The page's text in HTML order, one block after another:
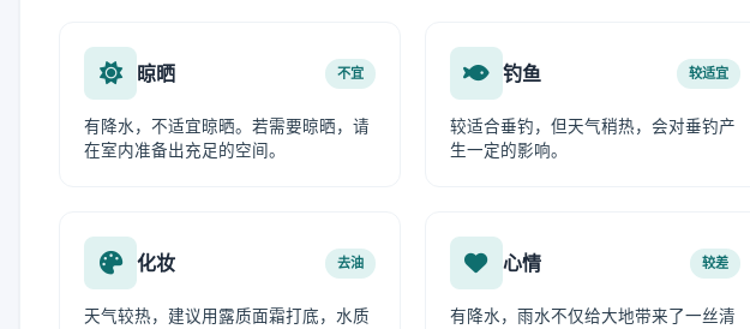
晾晒 不宜
有降水，不适宜晾晒。若需要晾晒，请
在室内准备出充足的空间。
钓鱼 较适宜
较适合垂钓，但天气稍热，会对垂钓产
生一定的影响。
化妆 去油
天气较热，建议用露质面霜打底，水质
心情 较差
有降水，雨水不仅给大地带来了一丝清